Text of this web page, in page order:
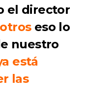
el director
eso lo
nuestro
está
las